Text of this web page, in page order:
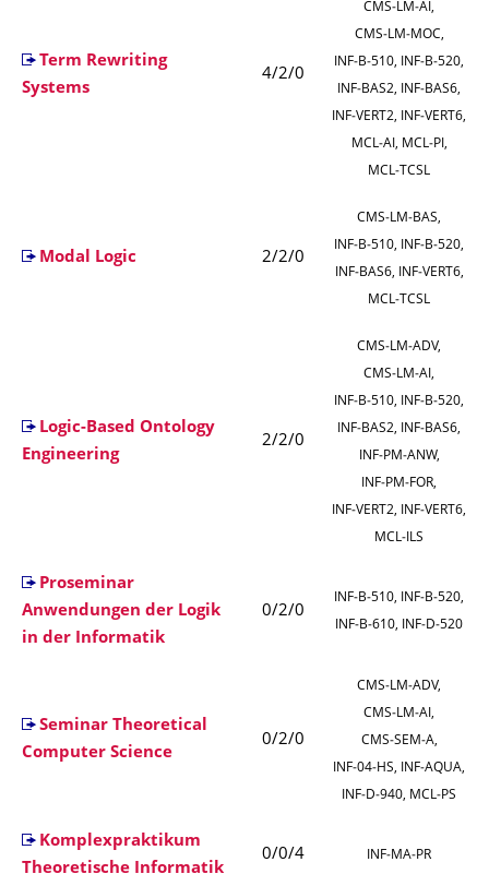
Term Rewriting
Systems
4/2/0
CMS‑LM‑AI,
CMS‑LM‑MOC,
INF‑B‑510, INF‑B‑520,
INF‑BAS2, INF‑BAS6,
INF‑VERT2, INF‑VERT6,
MCL‑AI, MCL‑PI,
MCL‑TCSL
Modal Logic 2/2/0
CMS‑LM‑BAS,
INF‑B‑510, INF‑B‑520,
INF‑BAS6, INF‑VERT6,
MCL‑TCSL
Logic-Based Ontology
Engineering
2/2/0
CMS‑LM‑ADV,
CMS‑LM‑AI,
INF‑B‑510, INF‑B‑520,
INF‑BAS2, INF‑BAS6,
INF‑PM‑ANW,
INF‑PM‑FOR,
INF‑VERT2, INF‑VERT6,
MCL‑ILS
Proseminar
Anwendungen der Logik
in der Informatik
0/2/0
INF‑B‑510, INF‑B‑520,
INF‑B‑610, INF‑D‑520
Seminar Theoretical
Computer Science
0/2/0
CMS‑LM‑ADV,
CMS‑LM‑AI,
CMS‑SEM‑A,
INF‑04‑HS, INF‑AQUA,
INF‑D‑940, MCL‑PS
Komplexpraktikum
Theoretische Informatik
0/0/4 INF‑MA‑PR